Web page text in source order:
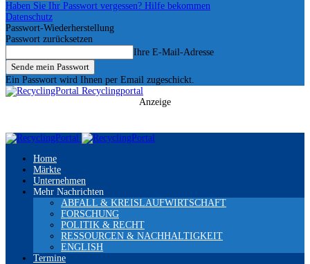
Haben Sie Ihr Passwort vergessen? Hilfe bekommen
Datenschutz
Passwort-Wiederherstellung
Passwort zurücksetzen
Ihre E-Mail-Adresse
Ein Passwort wird Ihnen per Email zugeschickt.
Recyclingportal
Anzeige
Home
Märkte
Unternehmen
Mehr Nachrichten
ABFALL & KREISLAUFWIRTSCHAFT
FORSCHUNG
POLITIK & RECHT
RESSOURCEN & NACHHALTIGKEIT
ENGLISH
Termine